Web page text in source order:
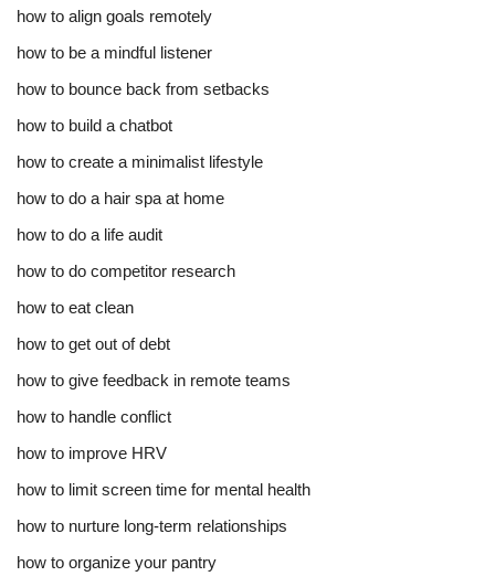
how to align goals remotely
how to be a mindful listener
how to bounce back from setbacks
how to build a chatbot
how to create a minimalist lifestyle
how to do a hair spa at home
how to do a life audit
how to do competitor research
how to eat clean
how to get out of debt
how to give feedback in remote teams
how to handle conflict
how to improve HRV
how to limit screen time for mental health
how to nurture long-term relationships
how to organize your pantry